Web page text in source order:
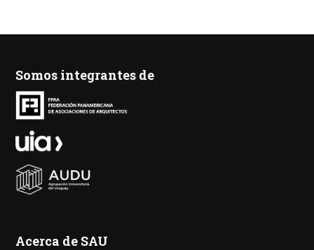
Somos integrantes de
Acerca de SAU